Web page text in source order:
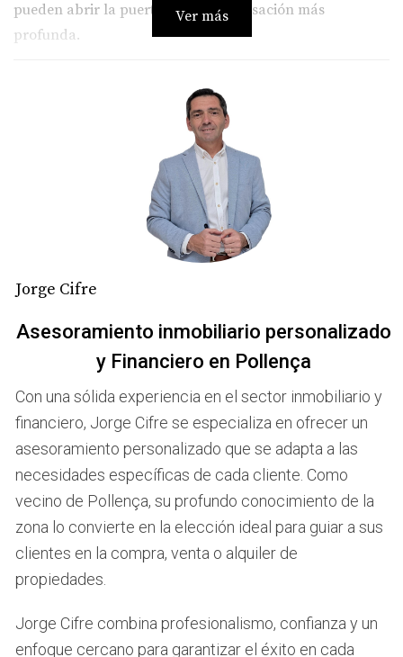
pueden abrir la puerta a una conversación más
profunda.
Los datos pueden ayudar a tranquilizar a un comprador
indeciso. Comparte estadísticas sobre el mercado local,
tendencias y precios de propiedades similares.
3. Presentar testimonios de clientes previos
Los testimonios pueden ser poderosos. Compartir
historias de otros compradores satisfechos puede ayudar
a crear un sentido de seguridad.
LLAMAME AHORA
Casos prácticos
Caso 1: La compra del primer hogar
Recuerdo un cliente que estaba nervioso por comprar su
primera casa. Le hice preguntas sobre lo que realmente
quería y sus preocupaciones financieras. Al
proporcionar información sobre financiamiento y costos
ocultos, se sintió más seguro y finalmente compró su casa
soñada.
Caso 2: Inversión en propiedad comercial
Un empresario dudaba en invertir en una propiedad
Ver más
Jorge Cifre
Asesoramiento inmobiliario personalizado
y Financiero en Pollença
Con una sólida experiencia en el sector inmobiliario y
financiero, Jorge Cifre se especializa en ofrecer un
asesoramiento personalizado que se adapta a las
necesidades específicas de cada cliente. Como
vecino de Pollença, su profundo conocimiento de la
zona lo convierte en la elección ideal para guiar a sus
clientes en la compra, venta o alquiler de
propiedades.
Jorge Cifre combina profesionalismo, confianza y un
enfoque cercano para garantizar el éxito en cada